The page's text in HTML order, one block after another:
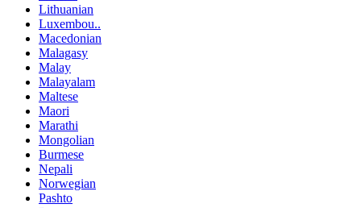
Lithuanian
Luxembou..
Macedonian
Malagasy
Malay
Malayalam
Maltese
Maori
Marathi
Mongolian
Burmese
Nepali
Norwegian
Pashto